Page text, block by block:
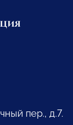
пер., д.7.